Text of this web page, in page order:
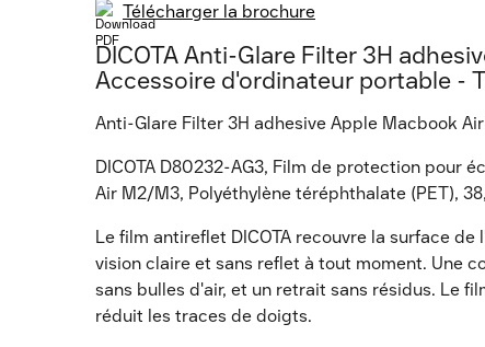
Télécharger la brochure
DICOTA Anti-Glare Filter 3H
Accessoire d'ordinateur portable -
Anti-Glare Filter 3H adhesive Apple Macbook
DICOTA D80232-AG3, Film de protection pour
Air M2/M3, Polyéthylène téréphthalate (PET),
Le film antireflet DICOTA recouvre la surface
vision claire et sans reflet à tout moment. Une
sans bulles d'air, et un retrait sans résidus. Le
réduit les traces de doigts.